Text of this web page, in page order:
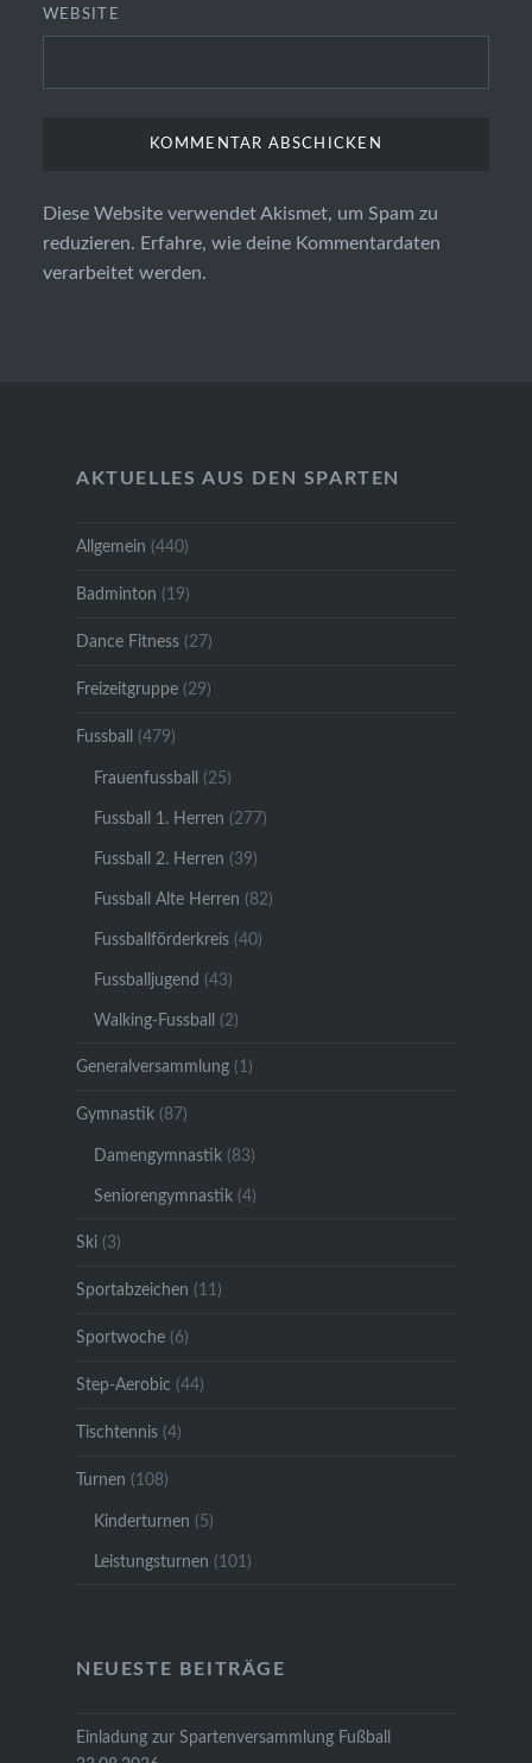
WEBSITE
Diese Website verwendet Akismet, um Spam zu
reduzieren. Erfahre, wie deine Kommentardaten
verarbeitet werden.
AKTUELLES AUS DEN SPARTEN
Allgemein (440)
Badminton (19)
Dance Fitness(27)
Freizeitgruppe(29)
Fussball (479)
Frauenfussball (25)
Fussball 1. Herren (277)
Fussball 2. Herren (39)
Fussball Alte Herren (82)
Fussballförderkreis(40)
Fussballjugend (43)
Walking-Fussball (2)
Generalversammlung(1)
Gymnastik(87)
Damengymnastik(83)
Seniorengymnastik(4)
Ski(3)
Sportabzeichen (11)
Sportwoche(6)
Step-Aerobic (44)
Tischtennis(4)
Turnen (108)
Kinderturnen (5)
Leistungsturnen (101)
NEUESTE BEITRÄGE
Einladung zur Spartenversammlung Fußball